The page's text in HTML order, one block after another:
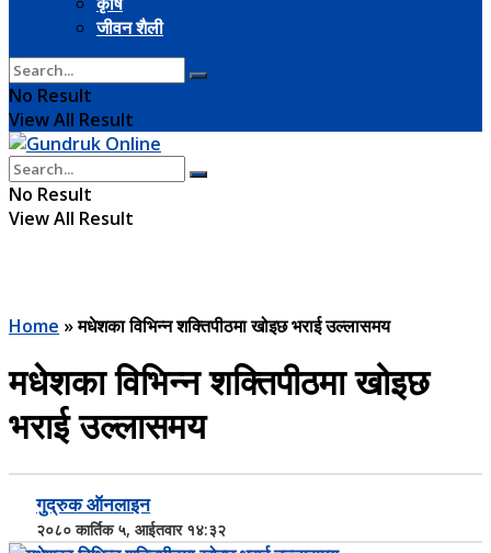
जीवन शैली
No Result
View All Result
No Result
View All Result
Home »मधेशका विभिन्न शक्तिपीठमा खोइछ भराई उल्लासमय
मधेशका विभिन्न शक्तिपीठमा खोइछ
भराई उल्लासमय
गुद्रुक ऑनलाइन
२०८० कार्तिक ५, आईतवार १४:३२